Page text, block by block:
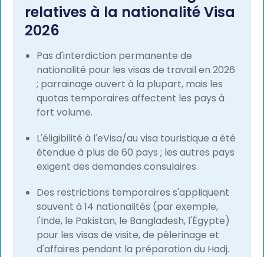
relatives à la nationalité Visa
2026
Pas d'interdiction permanente de
nationalité pour les visas de travail en 2026
; parrainage ouvert à la plupart, mais les
quotas temporaires affectent les pays à
fort volume.
L'éligibilité à l'eVisa/au visa touristique a été
étendue à plus de 60 pays ; les autres pays
exigent des demandes consulaires.
Des restrictions temporaires s'appliquent
souvent à 14 nationalités (par exemple,
l'Inde, le Pakistan, le Bangladesh, l'Égypte)
pour les visas de visite, de pèlerinage et
d'affaires pendant la préparation du Hadj.